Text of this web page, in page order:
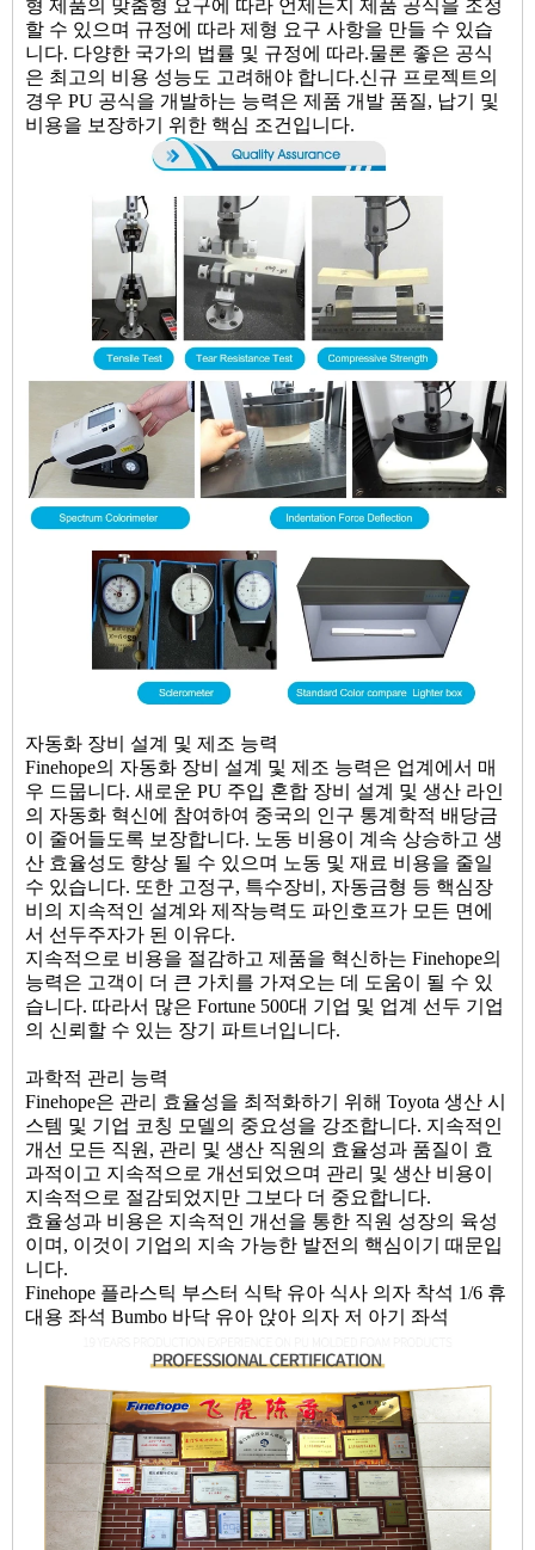
형 제품의 맞춤형 요구에 따라 언제든지 제품 공식을 조정
할 수 있으며 규정에 따라 제형 요구 사항을 만들 수 있습
니다. 다양한 국가의 법률 및 규정에 따라.물론 좋은 공식
은 최고의 비용 성능도 고려해야 합니다.신규 프로젝트의
경우 PU 공식을 개발하는 능력은 제품 개발 품질, 납기 및
비용을 보장하기 위한 핵심 조건입니다.
자동화 장비 설계 및 제조 능력
Finehope의 자동화 장비 설계 및 제조 능력은 업계에서 매
우 드뭅니다. 새로운 PU 주입 혼합 장비 설계 및 생산 라인
의 자동화 혁신에 참여하여 중국의 인구 통계학적 배당금
이 줄어들도록 보장합니다. 노동 비용이 계속 상승하고 생
산 효율성도 향상 될 수 있으며 노동 및 재료 비용을 줄일
수 있습니다. 또한 고정구, 특수장비, 자동금형 등 핵심장
비의 지속적인 설계와 제작능력도 파인호프가 모든 면에
서 선두주자가 된 이유다.
지속적으로 비용을 절감하고 제품을 혁신하는 Finehope의
능력은 고객이 더 큰 가치를 가져오는 데 도움이 될 수 있
습니다. 따라서 많은 Fortune 500대 기업 및 업계 선두 기업
의 신뢰할 수 있는 장기 파트너입니다.
과학적 관리 능력
Finehope은 관리 효율성을 최적화하기 위해 Toyota 생산 시
스템 및 기업 코칭 모델의 중요성을 강조합니다. 지속적인
개선 모든 직원, 관리 및 생산 직원의 효율성과 품질이 효
과적이고 지속적으로 개선되었으며 관리 및 생산 비용이
지속적으로 절감되었지만 그보다 더 중요합니다.
효율성과 비용은 지속적인 개선을 통한 직원 성장의 육성
이며, 이것이 기업의 지속 가능한 발전의 핵심이기 때문입
니다.
Finehope 플라스틱 부스터 식탁 유아 식사 의자 착석 1/6 휴
대용 좌석 Bumbo 바닥 유아 앉아 의자 저 아기 좌석